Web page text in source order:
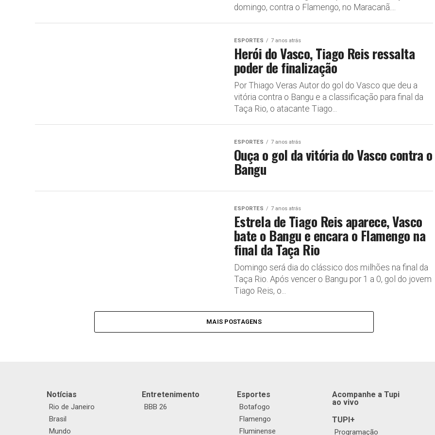
domingo, contra o Flamengo, no Maracanã....
ESPORTES 7 anos atrás
Herói do Vasco, Tiago Reis ressalta
poder de finalização
Por Thiago Veras Autor do gol do Vasco que deu a
vitória contra o Bangu e a classificação para final da
Taça Rio, o atacante Tiago...
ESPORTES 7 anos atrás
Ouça o gol da vitória do Vasco contra o
Bangu
ESPORTES 7 anos atrás
Estrela de Tiago Reis aparece, Vasco
bate o Bangu e encara o Flamengo na
final da Taça Rio
Domingo será dia do clássico dos milhões na final da
Taça Rio. Após vencer o Bangu por 1 a 0, gol do jovem
Tiago Reis, o...
MAIS POSTAGENS
Notícias
Rio de Janeiro
Brasil
Mundo
Entretenimento
BBB 26
Esportes
Botafogo
Flamengo
Fluminense
Acompanhe a Tupi
ao vivo
TUPI+
Programação